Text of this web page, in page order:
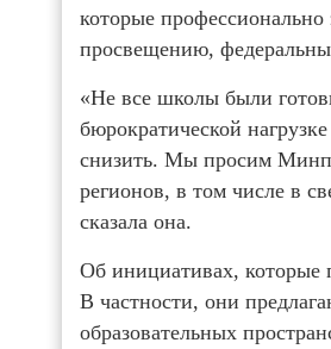
которые
просвещению,
«Не все школы были
бюрократической
снизить. Мы просим
регионов, в том числе в
сказала она.
Об инициативах, которые
В частности, они
образовательных